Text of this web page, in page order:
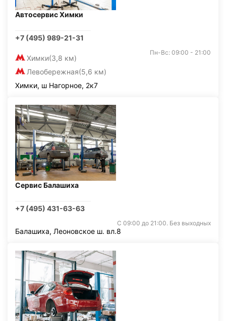
Автосервис Химки
+7 (495) 989-21-31
Химки(3,8 км)
Левобережная(5,6 км)
Пн-Вс: 09:00 - 21:00
Химки, ш Нагорное, 2к7
Сервис Балашиха
+7 (495) 431-63-63
С 09:00 до 21:00. Без выходных
Балашиха, Леоновское ш. вл.8